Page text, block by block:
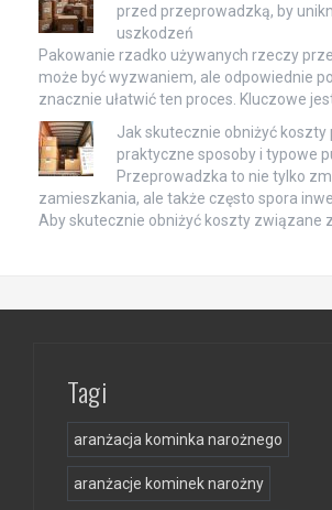
przed przeprowadzką, by
uszkodzeń
Pakowanie rzadko używanych rzeczy
może być wyzwaniem, ale odpowiednie
znacznie ułatwić ten proces. Kluczowe
Jak skutecznie obniżyć
praktyczne sposoby i typowe
Przeprowadzka to nie tylko
zamieszkania, ale także często spora
Aby skutecznie obniżyć koszty związane
Tagi
aranżacja kominka narożnego
aranżacje kominek narożny